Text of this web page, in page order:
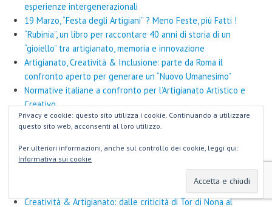
esperienze intergenerazionali
19 Marzo, “Festa degli Artigiani” ? Meno Feste, più Fatti !
“Rubinia”, un libro per raccontare 40 anni di storia di un
“gioiello” tra artigianato, memoria e innovazione
Artigianato, Creatività & Inclusione: parte da Roma il
confronto aperto per generare un “Nuovo Umanesimo”
Normative italiane a confronto per l’Artigianato Artistico e
Creativo
“Saper Fare Creativo” e sviluppo – Roma riaccende il motore
dell’Artigianato: al via la rete disintermediata e partecipata
per un nuovo “Rinascimento urbano”
Philippe Daverio: “Architetti & Artigiani”
Creatività & Artigianato: dalle criticità di Tor di Nona al
Privacy e cookie: questo sito utilizza i cookie. Continuando a utilizzare
questo sito web, acconsenti al loro utilizzo.
Per ulteriori informazioni, anche sul controllo dei cookie, leggi qui:
Informativa sui cookie